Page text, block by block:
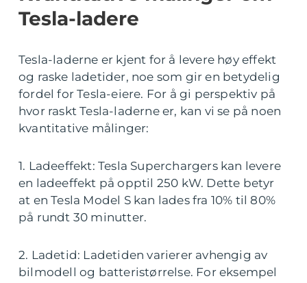
Tesla-ladere
Tesla-laderne er kjent for å levere høy effekt
og raske ladetider, noe som gir en betydelig
fordel for Tesla-eiere. For å gi perspektiv på
hvor raskt Tesla-laderne er, kan vi se på noen
kvantitative målinger:
1. Ladeeffekt: Tesla Superchargers kan levere
en ladeeffekt på opptil 250 kW. Dette betyr
at en Tesla Model S kan lades fra 10% til 80%
på rundt 30 minutter.
2. Ladetid: Ladetiden varierer avhengig av
bilmodell og batteristørrelse. For eksempel